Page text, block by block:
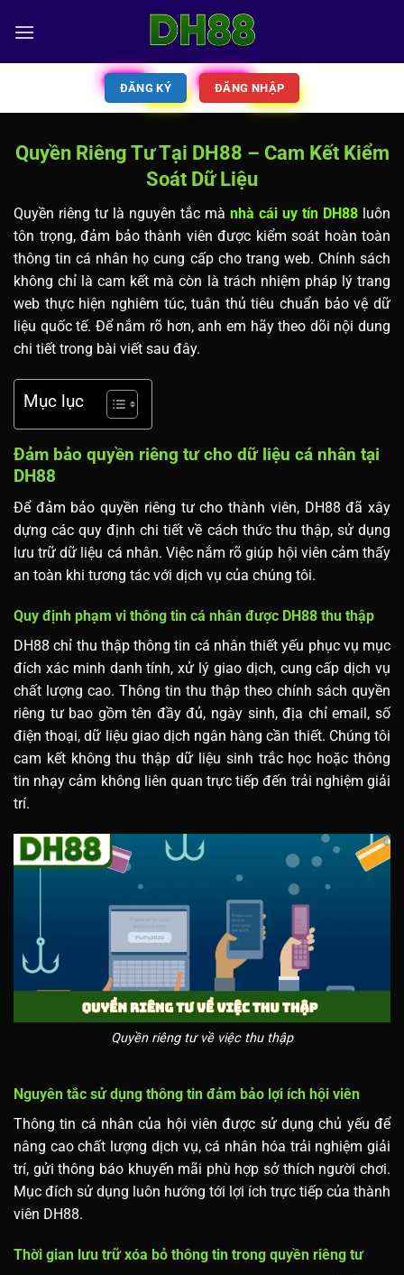
ĐĂNG KÝ ĐĂNG NHẬP
Quyền Riêng Tư Tại DH88 – Cam Kết Kiểm
Soát Dữ Liệu
Quyền riêng tư là nguyên tắc mà nhà cái uy tín DH88 luôn
tôn trọng, đảm bảo thành viên được kiểm soát hoàn toàn
thông tin cá nhân họ cung cấp cho trang web. Chính sách
không chỉ là cam kết mà còn là trách nhiệm pháp lý trang
web thực hiện nghiêm túc, tuân thủ tiêu chuẩn bảo vệ dữ
liệu quốc tế. Để nắm rõ hơn, anh em hãy theo dõi nội dung
chi tiết trong bài viết sau đây.
Mục lục
Đảm bảo quyền riêng tư cho dữ liệu cá nhân tại
DH88
Để đảm bảo quyền riêng tư cho thành viên, DH88 đã xây
dựng các quy định chi tiết về cách thức thu thập, sử dụng
lưu trữ dữ liệu cá nhân. Việc nắm rõ giúp hội viên cảm thấy
an toàn khi tương tác với dịch vụ của chúng tôi.
Quy định phạm vi thông tin cá nhân được DH88 thu thập
DH88 chỉ thu thập thông tin cá nhân thiết yếu phục vụ mục
đích xác minh danh tính, xử lý giao dịch, cung cấp dịch vụ
chất lượng cao. Thông tin thu thập theo chính sách quyền
riêng tư bao gồm tên đầy đủ, ngày sinh, địa chỉ email, số
điện thoại, dữ liệu giao dịch ngân hàng cần thiết. Chúng tôi
cam kết không thu thập dữ liệu sinh trắc học hoặc thông
tin nhạy cảm không liên quan trực tiếp đến trải nghiệm giải
trí.
Quyền riêng tư về việc thu thập
Nguyên tắc sử dụng thông tin đảm bảo lợi ích hội viên
Thông tin cá nhân của hội viên được sử dụng chủ yếu để
nâng cao chất lượng dịch vụ, cá nhân hóa trải nghiệm giải
trí, gửi thông báo khuyến mãi phù hợp sở thích người chơi.
Mục đích sử dụng luôn hướng tới lợi ích trực tiếp của thành
viên DH88.
Thời gian lưu trữ xóa bỏ thông tin trong quyền riêng tư